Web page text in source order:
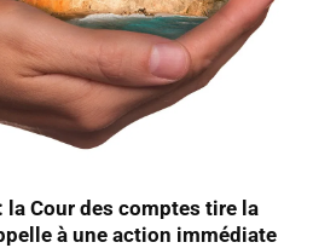
Cour des comptes tire la
à une action immédiate